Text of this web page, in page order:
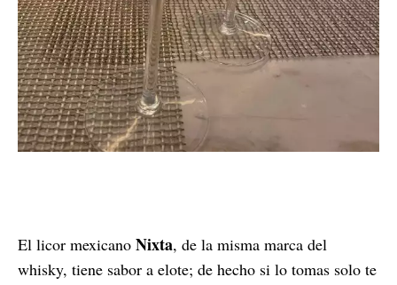
El licor mexicano Nixta, de la misma marca del
whisky, tiene sabor a elote; de hecho si lo tomas solo te